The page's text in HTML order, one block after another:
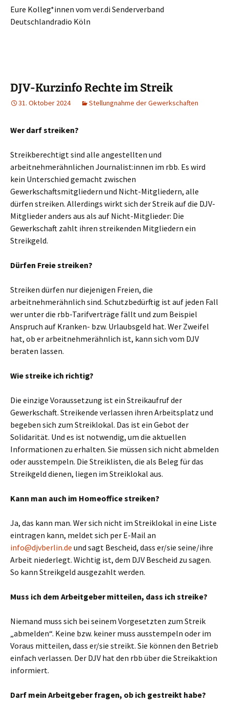
Eure Kolleg*innen vom ver.di Senderverband
Deutschlandradio Köln
DJV-Kurzinfo Rechte im Streik
31. Oktober 2024 Stellungnahme der Gewerkschaften
Wer darf streiken?
Streikberechtigt sind alle angestellten und
arbeitnehmerähnlichen Journalist:innen im rbb. Es wird
kein Unterschied gemacht zwischen
Gewerkschaftsmitgliedern und Nicht-Mitgliedern, alle
dürfen streiken. Allerdings wirkt sich der Streik auf die DJV-
Mitglieder anders aus als auf Nicht-Mitglieder: Die
Gewerkschaft zahlt ihren streikenden Mitgliedern ein
Streikgeld.
Dürfen Freie streiken?
Streiken dürfen nur diejenigen Freien, die
arbeitnehmerähnlich sind. Schutzbedürftig ist auf jeden Fall
wer unter die rbb-Tarifverträge fällt und zum Beispiel
Anspruch auf Kranken- bzw. Urlaubsgeld hat. Wer Zweifel
hat, ob er arbeitnehmerähnlich ist, kann sich vom DJV
beraten lassen.
Wie streike ich richtig?
Die einzige Voraussetzung ist ein Streikaufruf der
Gewerkschaft. Streikende verlassen ihren Arbeitsplatz und
begeben sich zum Streiklokal. Das ist ein Gebot der
Solidarität. Und es ist notwendig, um die aktuellen
Informationen zu erhalten. Sie müssen sich nicht abmelden
oder ausstempeln. Die Streiklisten, die als Beleg für das
Streikgeld dienen, liegen im Streiklokal aus.
Kann man auch im Homeoffice streiken?
Ja, das kann man. Wer sich nicht im Streiklokal in eine Liste
eintragen kann, meldet sich per E-Mail an
info@djvberlin.de und sagt Bescheid, dass er/sie seine/ihre
Arbeit niederlegt. Wichtig ist, dem DJV Bescheid zu sagen.
So kann Streikgeld ausgezahlt werden.
Muss ich dem Arbeitgeber mitteilen, dass ich streike?
Niemand muss sich bei seinem Vorgesetzten zum Streik
„abmelden“. Keine bzw. keiner muss ausstempeln oder im
Voraus mitteilen, dass er/sie streikt. Sie können den Betrieb
einfach verlassen. Der DJV hat den rbb über die Streikaktion
informiert.
Darf mein Arbeitgeber fragen, ob ich gestreikt habe?